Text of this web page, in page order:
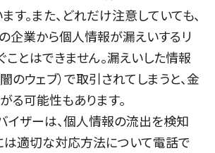
す。また、どれだけ注意していても、
企業から個人情報が漏えいするリ
ことはできません。漏えいした情報
のウェブ）で取引されてしまうと、金
る可能性もあります。
イザーは、個人情報の流出を検知
は適切な対応方法について電話で